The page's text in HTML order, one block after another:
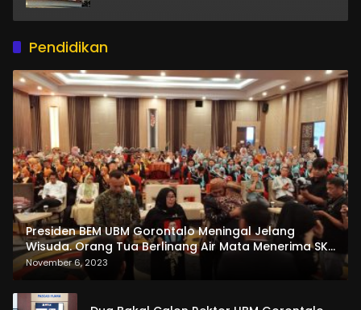
Pendidikan
Presiden BEM UBM Gorontalo Meningal Jelang
Wisuda. Orang Tua Berlinang Air Mata Menerima SKL
dan Pemasangan Salempang
November 6, 2023